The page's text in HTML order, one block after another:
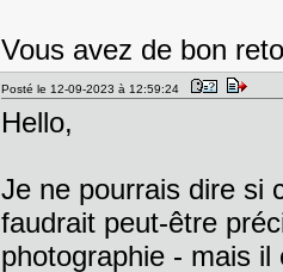
Vous avez de bon
Posté le 12-09-2023 à 12:59:24
Hello,
Je ne pourrais dire si
faudrait peut-être
photographie - mais